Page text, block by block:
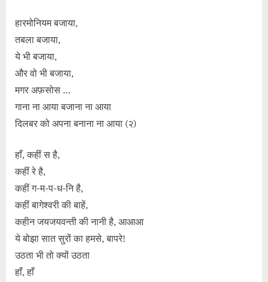
हारमोनियम बजाया,
तबला बजाया,
ये भी बजाया,
और वो भी बजाया,
मगर अफ़सोस …
गाना ना आया बजाना ना आया
दिलबर को अपना बनाना ना आया (२)
हाँ, कहीं स है,
कहीं रे है,
कहीं ग-म-प-ध-नि है,
कहीं बागेश्वरी की बाहें,
कहीन जयजयवन्ती की नानी है, आआआ
ये बोझा सात सुरों का हमसे, बापरे!
उठता भी तो क्यों उठता
हाँ, हाँ